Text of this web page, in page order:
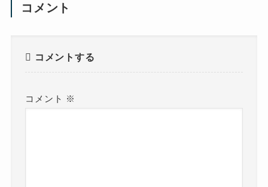
コメント
コメントする
コメント ※